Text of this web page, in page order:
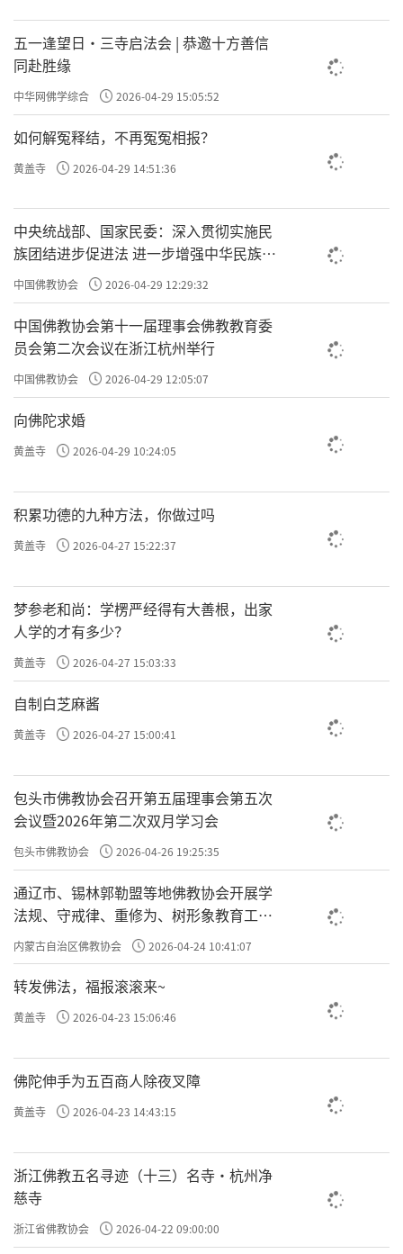
五一逢望日・三寺启法会 | 恭邀十方善信
同赴胜缘
中华网佛学综合 2026-04-29 15:05:52
如何解冤释结，不再冤冤相报？
黄盖寺 2026-04-29 14:51:36
中央统战部、国家民委：深入贯彻实施民
族团结进步促进法 进一步增强中华民族凝
聚力向心力
中国佛教协会 2026-04-29 12:29:32
中国佛教协会第十一届理事会佛教教育委
员会第二次会议在浙江杭州举行
中国佛教协会 2026-04-29 12:05:07
向佛陀求婚
黄盖寺 2026-04-29 10:24:05
积累功德的九种方法，你做过吗
黄盖寺 2026-04-27 15:22:37
梦参老和尚：学楞严经得有大善根，出家
人学的才有多少？
黄盖寺 2026-04-27 15:03:33
自制白芝麻酱
黄盖寺 2026-04-27 15:00:41
包头市佛教协会召开第五届理事会第五次
会议暨2026年第二次双月学习会
包头市佛教协会 2026-04-26 19:25:35
通辽市、锡林郭勒盟等地佛教协会开展学
法规、守戒律、重修为、树形象教育工作
专题学习会
内蒙古自治区佛教协会 2026-04-24 10:41:07
转发佛法，福报滚滚来~
黄盖寺 2026-04-23 15:06:46
佛陀伸手为五百商人除夜叉障
黄盖寺 2026-04-23 14:43:15
浙江佛教五名寻迹（十三）名寺·杭州净
慈寺
浙江省佛教协会 2026-04-22 09:00:00